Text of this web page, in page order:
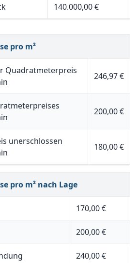
140.000,00 €
pro m²
Quadratmeterpreis
246,97 €
200,00 €
unerschlossen
180,00 €
pro m² nach Lage
170,00 €
200,00 €
240,00 €